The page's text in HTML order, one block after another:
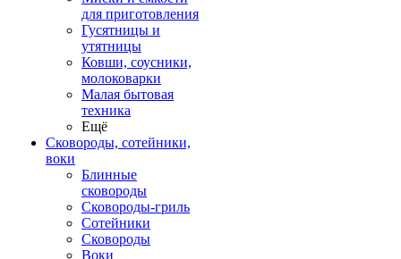
для приготовления
Гусятницы и
утятницы
Ковши, соусники,
молоковарки
Малая бытовая
техника
Ещё
Сковороды, сотейники,
воки
Блинные
сковороды
Сковороды-гриль
Сотейники
Сковороды
Воки